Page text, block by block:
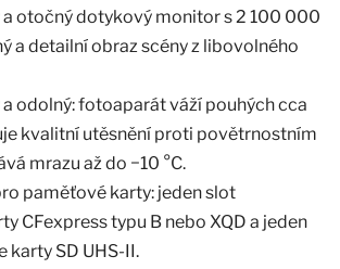
a otočný dotykový monitor s 2 100 000
a detailní obraz scény z libovolného
a odolný: fotoaparát váží pouhých cca
kvalitní utěsnění proti povětrnostním
mrazu až do −10 °C.
paměťové karty: jeden slot
CFexpress typu B nebo XQD a jeden
karty SD UHS-II.